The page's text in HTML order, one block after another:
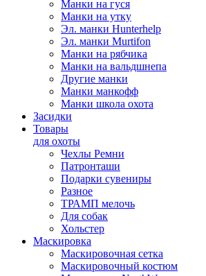
Манки на гуся
Манки на утку
Эл. манки Hunterhelp
Эл. манки Murtifon
Манки на рябчика
Манки на вальдшнепа
Другие манки
Манки манкофф
Манки школа охота
Засидки
Товары
для охоты
Чехлы Ремни
Патронташи
Подарки сувениры
Разное
ТРАМП мелочь
Для собак
Хольстер
Маскировка
Маскировочная сетка
Маскировочный костюм